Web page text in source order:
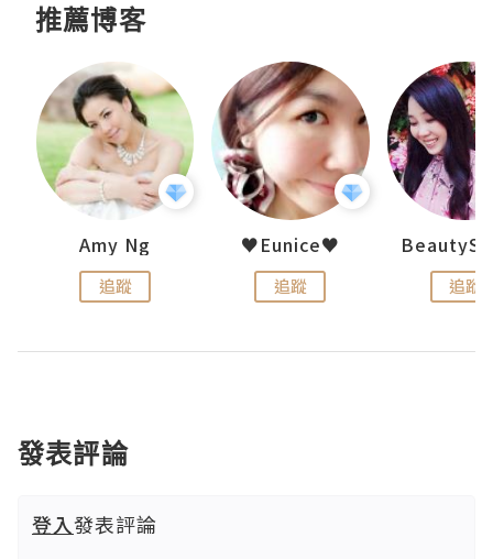
推薦博客
Amy Ng
追蹤
♥Eunice♥
追蹤 追蹤
發表評論
登入發表評論